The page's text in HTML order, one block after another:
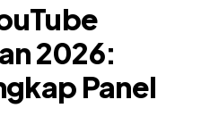
2026:
Panel